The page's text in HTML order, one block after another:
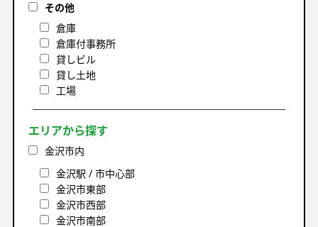
その他
倉庫
倉庫付事務所
貸しビル
貸し土地
工場
エリアから探す
金沢市内
金沢駅 / 市中心部
金沢市東部
金沢市西部
金沢市南部